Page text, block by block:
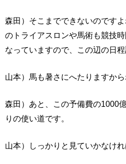
森田）そこまでできないのです
のトライアスロンや馬術も競技
なっていますので、この辺の日程
山本）馬も暑さにへたりますから
森田）あと、この予備費の1000
りの使い道です。
山本）しっかりと見ていかなけれ